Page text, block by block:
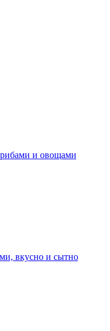
и овощами
вкусно и сытно